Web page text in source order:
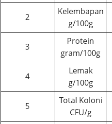
2
Kelembapan
g/100g
3
Protein
gram/100g
4
Lemak
g/100g
5
Total Koloni
CFU/g